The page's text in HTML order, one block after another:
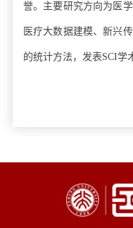
誉。主要研究方向为医
医疗大数据建模、新兴
的统计方法，发表SCI学